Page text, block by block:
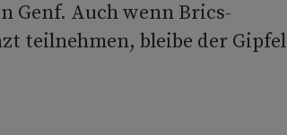
Genf. Auch wenn Brics-
teilnehmen, bleibe der Gipfel